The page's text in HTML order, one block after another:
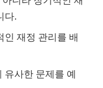
다.
인 재정 관리를 배
유사한 문제를 예